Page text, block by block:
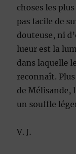
choses les
pas facile de
douteuse, ni
lueur est la
dans laquelle
reconnaît.
de Mélisande,
un souffle
V. J.